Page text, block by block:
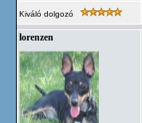
Kiváló dolgozó
lorenzen